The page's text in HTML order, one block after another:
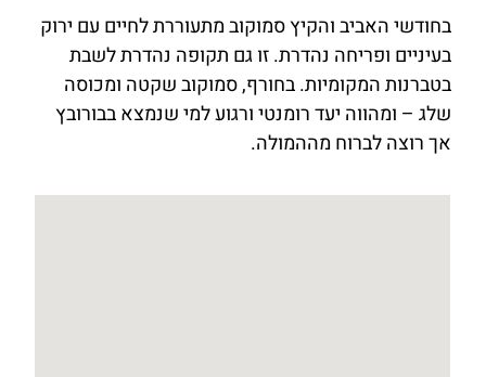
בחודשי האביב והקיץ סמוקוב מתעוררת לחיים עם ירוק
בעיניים ופריחה נהדרת. זו גם תקופה נהדרת לשבת
בטברנות המקומיות. בחורף, סמוקוב שקטה ומכוסה
שלג – ומהווה יעד רומנטי ורגוע למי שנמצא בבורובץ
אך רוצה לברוח מההמולה.